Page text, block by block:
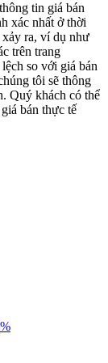
tin giá bán
xác nhất ở thời
ra, ví dụ như
trên trang
so với giá bán
tôi sẽ thông
Quý khách có thể
bán thực tế